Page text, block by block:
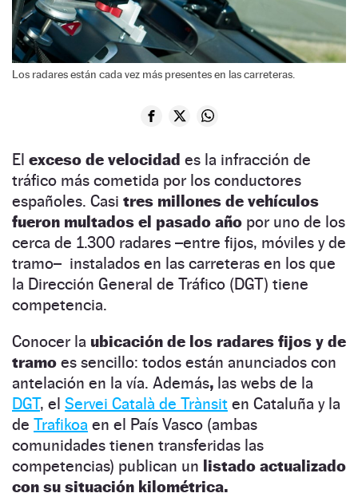
Los radares están cada vez más presentes en las carreteras.
El exceso de velocidad es la infracción de
tráfico más cometida por los conductores
españoles. Casi tres millones de vehículos
fueron multados el pasado año por uno de los
cerca de 1.300 radares –entre fijos, móviles y de
tramo– instalados en las carreteras en los que
la Dirección General de Tráfico (DGT) tiene
competencia.
Conocer la ubicación de los radares fijos y de
tramo es sencillo: todos están anunciados con
antelación en la vía. Además, las webs de la
DGT, el Servei Català de Trànsit en Cataluña y la
de Trafikoa en el País Vasco (ambas
comunidades tienen transferidas las
competencias) publican un listado actualizado
con su situación kilométrica.